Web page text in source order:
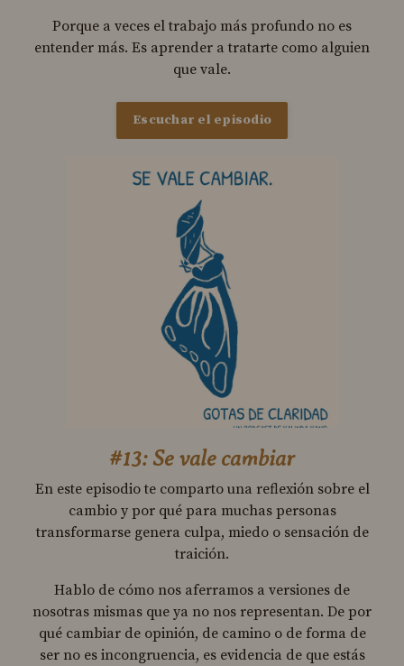
Porque a veces el trabajo más profundo no es
entender más. Es aprender a tratarte como alguien
que vale.
Escuchar el episodio
#13: Se vale cambiar
En este episodio te comparto una reflexión sobre el
cambio y por qué para muchas personas
transformarse genera culpa, miedo o sensación de
traición.
Hablo de cómo nos aferramos a versiones de
nosotras mismas que ya no nos representan. De por
qué cambiar de opinión, de camino o de forma de
ser no es incongruencia, es evidencia de que estás